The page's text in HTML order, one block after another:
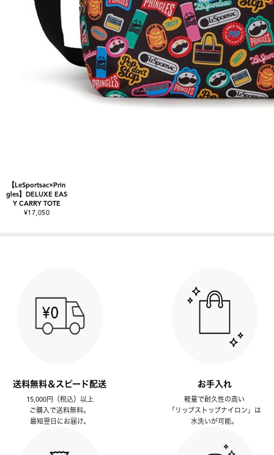
【LeSportsac×Prin
gles】DELUXE EAS
Y CARRY TOTE
¥17,050
送料無料＆スピード配送
15,000円（税込）以上
ご購入で送料無料。
最短翌日にお届け。
お手入れ
軽量で耐久性の高い
「リップストップナイロン」は
水洗いが可能。